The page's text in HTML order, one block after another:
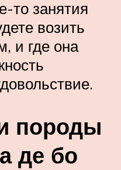
то занятия
возить
и где она
породы
де бо